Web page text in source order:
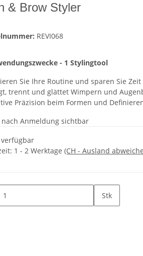
& Brow Styler
REVI068
- 1 Stylingtool
Sie Ihre Routine und sparen Sie
trennt und glättet Wimpern und
Präzision beim Formen und
nach Anmeldung sichtbar
1 - 2 Werktage (CH - Ausland
Stk